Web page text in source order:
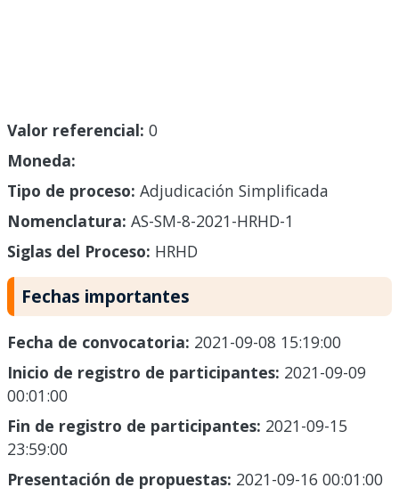
Valor referencial: 0
Moneda:
Tipo de proceso: Adjudicación Simplificada
Nomenclatura: AS-SM-8-2021-HRHD-1
Siglas del Proceso: HRHD
Fechas importantes
Fecha de convocatoria: 2021-09-08 15:19:00
Inicio de registro de participantes: 2021-09-09
00:01:00
Fin de registro de participantes: 2021-09-15
23:59:00
Presentación de propuestas: 2021-09-16 00:01:00